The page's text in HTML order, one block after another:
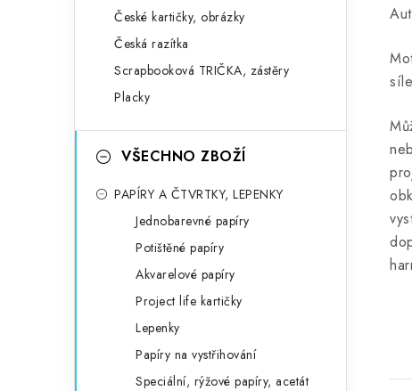
České kartičky, obrázky
Česká razítka
Scrapbooková TRIČKA, zástěry
Placky
VŠECHNO ZBOŽÍ
PAPÍRY A ČTVRTKY, LEPENKY
Jednobarevné papíry
Potištěné papíry
Akvarelové papíry
Project life kartičky
Lepenky
Papíry na vystřihování
Speciální, rýžové papíry, acetát